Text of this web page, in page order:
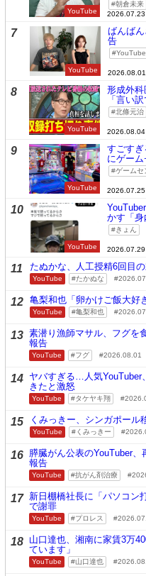
YouTube
朝倉未来
2026.07.23
7
YouTube
ばんば
告
2026.08.01
8
YouTube
形成外科
「言い
北條元治
2026.08.04
9
YouTube
すごす
にゲー
ゲームセ
2026.07.25
10
YouTube
かす「身
きょん
2026.07.29
11 たぬかな、人工授精6回目
YouTube たかぬな
12 亀梨和也「卵かけご飯大好
YouTube 亀梨和也
13 素潜り漁師マサル、フグを
報告
YouTube フグ 2026.08.01
14 ヤバすぎる…人気YouTuber
きたと激怒
YouTube タケヤキ翔
15 くみっきー、シンガポール
YouTube くみっきー
16 膵臓がん公表のYouTuber
報告
YouTube 抗がん剤治療
17 新日棚橋社長に「パソコン
で謝罪
YouTube プロレス
18 山口達也、湘南に家賃3万
ています」
YouTube 山口達也